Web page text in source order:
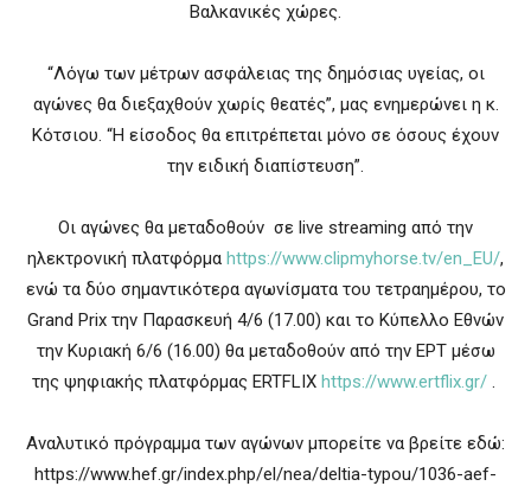
Βαλκανικές χώρες.
“Λόγω των μέτρων ασφάλειας της δημόσιας υγείας, οι
αγώνες θα διεξαχθούν χωρίς θεατές”, μας ενημερώνει η κ.
Κότσιου. “Η είσοδος θα επιτρέπεται μόνο σε όσους έχουν
την ειδική διαπίστευση”.
Οι αγώνες θα μεταδοθούν σε live streaming από την
ηλεκτρονική πλατφόρμα https://www.clipmyhorse.tv/en_EU/,
ενώ τα δύο σημαντικότερα αγωνίσματα του τετραημέρου, το
Grand Prix την Παρασκευή 4/6 (17.00) και το Κύπελλο Εθνών
την Κυριακή 6/6 (16.00) θα μεταδοθούν από την ΕΡΤ μέσω
της ψηφιακής πλατφόρμας ERTFLIX https://www.ertflix.gr/.
Αναλυτικό πρόγραμμα των αγώνων μπορείτε να βρείτε εδώ:
https://www.hef.gr/index.php/el/nea/deltia-typou/1036-aef-